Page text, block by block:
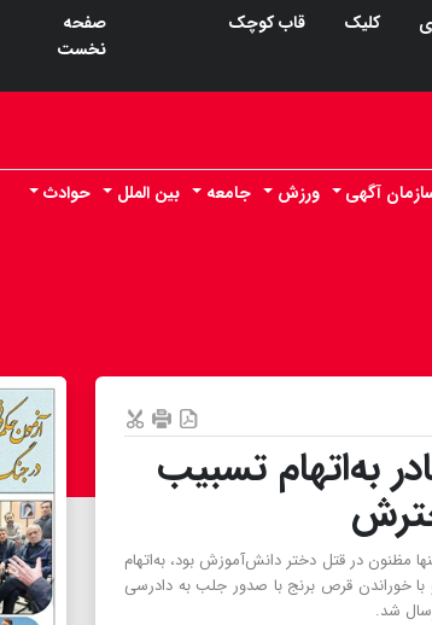
کلیک
قاب کوچک
صفحه
نخست
آگهی ورزش جامعه بین الملل
حوادث
به‌اتهام تسبیب
مظنون در قتل دختر دانش‌آموزش بود، به‌اتهام
خوراندن قرص برنج با صدور جلب به دادرسی
شد.